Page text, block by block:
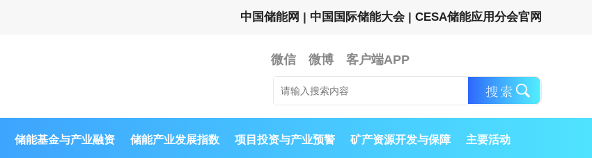
中国储能网 | 中国国际储能大会 | CESA储能应用分会官网
微信 微博 客户端APP
储能基金与产业融资 储能产业发展指数 项目投资与产业预警 矿产资源开发与保障 主要活动